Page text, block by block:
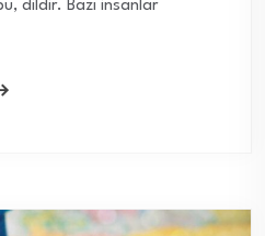
dildir. Bazı insanlar